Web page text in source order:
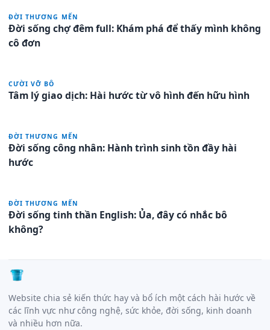
ĐỜI THƯƠNG MẾN
Đời sống chợ đêm full: Khám phá để thấy mình không
cô đơn
CƯỜI VỠ BÔ
Tâm lý giao dịch: Hài hước từ vô hình đến hữu hình
ĐỜI THƯƠNG MẾN
Đời sống công nhân: Hành trình sinh tồn đầy hài
hước
ĐỜI THƯƠNG MẾN
Đời sống tinh thần English: Ủa, đây có nhắc bô
không?
Website chia sẻ kiến thức hay và bổ ích một cách hài hước về
các lĩnh vực như công nghệ, sức khỏe, đời sống, kinh doanh
và nhiều hơn nữa.